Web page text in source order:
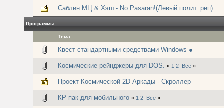
Саблин МЦ & Хэш - No Pasaran!(Левый полит. реп)
Программы
Тема
Квест стандартными средствами Windows ●
Космические рейнджеры для DOS. « 1 2 Все »
Проект Космической 2D Аркады - Скроллер
КР пак для мобильного « 1 2 Все »